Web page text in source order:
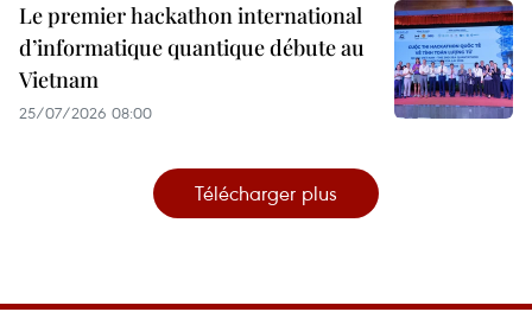
Le premier hackathon international
d’informatique quantique débute au
Vietnam
25/07/2026 08:00
Télécharger plus